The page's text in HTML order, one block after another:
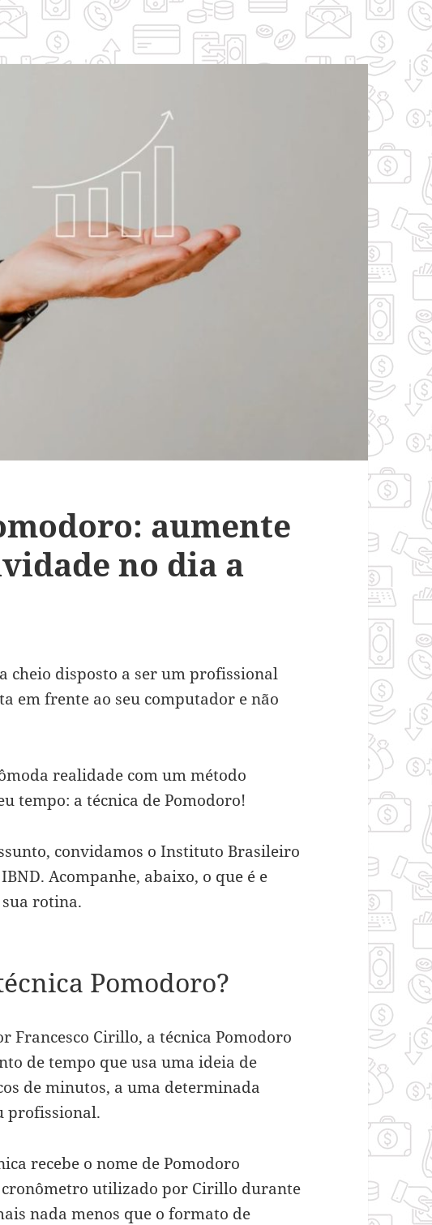
aumente
no dia a
cheio disposto a ser um profissional
em frente ao seu computador e não
realidade com um método
tempo: a técnica de Pomodoro!
convidamos o Instituto Brasileiro
Acompanhe, abaixo, o que é e
rotina.
Pomodoro?
Francesco Cirillo, a técnica Pomodoro
de tempo que usa uma ideia de
de minutos, a uma determinada
profissional.
recebe o nome de Pomodoro
utilizado por Cirillo durante
nada menos que o formato de